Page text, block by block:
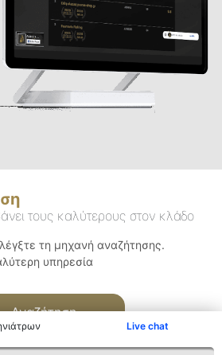
Live chat
τους καλύτερους στον κλάδο
τη μηχανή αναζήτησης.
υπηρεσία
Αναζήτηση